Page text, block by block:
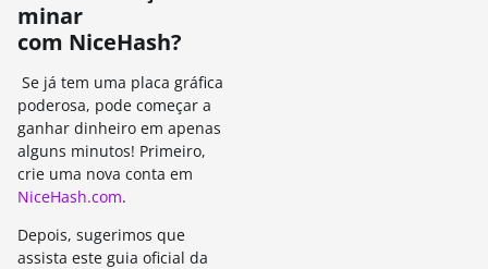
minar
com NiceHash?
Se já tem uma placa gráfica
poderosa, pode começar a
ganhar dinheiro em apenas
alguns minutos! Primeiro,
crie uma nova conta em
NiceHash.com.
Depois, sugerimos que
assista este guia oficial da